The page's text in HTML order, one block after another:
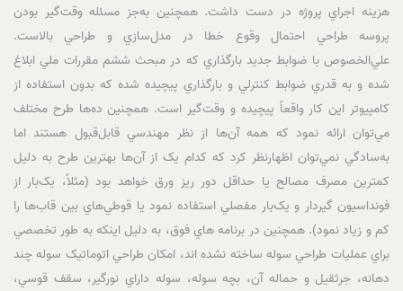
هزينه اجراي پروژه در دست داشت. همچنين به‌جز مسئله وقت‌گير بودن
پروسه طراحي احتمال وقوع خطا در مدل‌سازي و طراحي بالاست.
علي‌الخصوص با ضوابط جديد بارگذاري که در مبحث ششم مقررات ملي ابلاغ‌
شده و به ‌قدري ضوابط کنترلي و بارگذاري پيچيده شده که بدون استفاده از
کامپيوتر اين کار واقعاً پيچيده و وقت‌گير است. همچنين ده‌ها طرح مختلف
مي‌توان ارائه نمود که همه آن‌ها از نظر مهندسي قابل‌قبول هستند اما
به‌سادگي نمي‌توان اظهارنظر کرد که کدام ‌يک از آن‌ها بهترين طرح به دليل
کمترين مصرف مصالح يا حداقل دور ريز ورق خواهد بود (مثلاً، يک‌بار از
فونداسيون گيردار و يک‌بار مفصلي استفاده نمود يا قوطي‌هاي بين قاب‌ها را
کم‌ و زياد نمود). همچنين در برنامه هاي فوق، به دليل اينکه به طور تخصصي
براي عمليات طراحي سوله ساخته نشده اند، امکان طراحي اتوماتيک سوله چند
دهانه، جرثقيل و حماله آن، بچه سوله، سوله داراي نورگير، سقف قوسي،